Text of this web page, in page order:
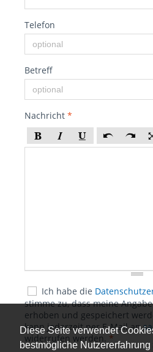
Diese Seite verwendet
bestmögliche
Telefon
Betreff
Nachricht *
Ich habe die
stimme zu, dass meine
erhoben und gespeichert
kann jederzeit per E-Mail an
widerrufen werden. *